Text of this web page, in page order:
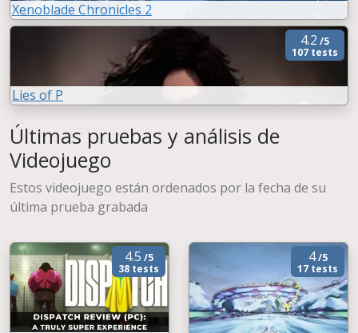
Xenoblade Chronicles 2
4.2 /5
107 tests
Lies of P
Últimas pruebas y análisis de
Videojuego
Estos videojuego están ordenados por la fecha de su
última prueba grabada
4.5 /5
38 tests
4/5
17 tests